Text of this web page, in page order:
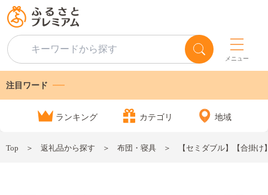
メニュー
注目ワード
ランキング カテゴリ 地域
Top 返礼品から探す 布団・寝具 【セミダブル】【合掛